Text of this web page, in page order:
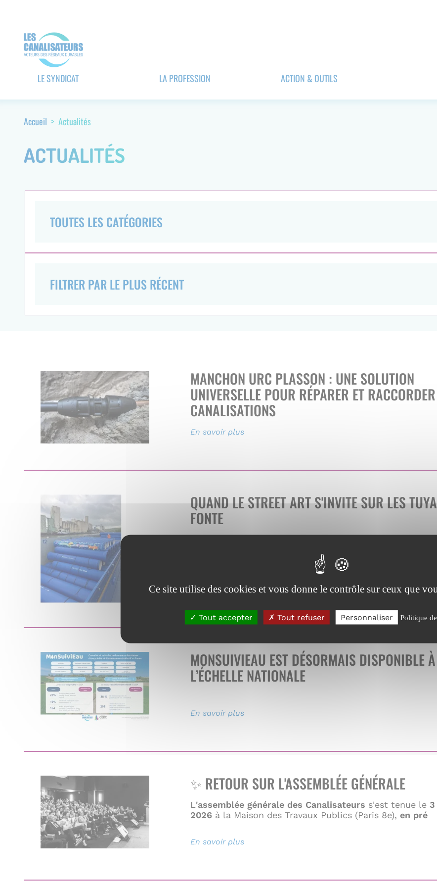
principal
Navigation
principale
(header)
LE SYNDICAT LA PROFESSION ACTION & OUTILS
Fil
Accueil Actualités
ACTUALITÉS
MANCHON URC PLASSON : UNE SOLUTION
UNIVERSELLE POUR RÉPARER ET
CANALISATIONS
En savoir plus
PLASSON
solution
canalisations
QUAND LE STREET ART S'INVITE SUR LES
FONTE
art
sur
les
en
fonte
MONSUIVIEAU EST DÉSORMAIS DISPONIBLE À
L’ÉCHELLE NATIONALE
En savoir plus
désormais
l’échelle
✨ RETOUR SUR L'ASSEMBLÉE GÉNÉRALE
L'assemblée générale des Canalisateurs s'est tenue le
2026 à la Maison des Travaux Publics (Paris 8e), en pré
En savoir plus
SUR
Ce site utilise des cookies et vous donne le contrôle sur ceux que
Tout accepter Tout refuser Personnaliser Politique